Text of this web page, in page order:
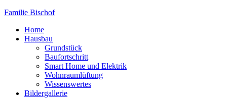
Familie Bischof
Home
Hausbau
Grundstück
Baufortschritt
Smart Home und Elektrik
Wohnraumlüftung
Wissenswertes
Bildergallerie